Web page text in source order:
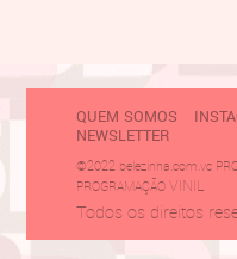
QUEM SOMOS
NEWSLETTER
©2022 belezinha.com.vc
PROGRAMAÇÃO VINIL
Todos os direitos